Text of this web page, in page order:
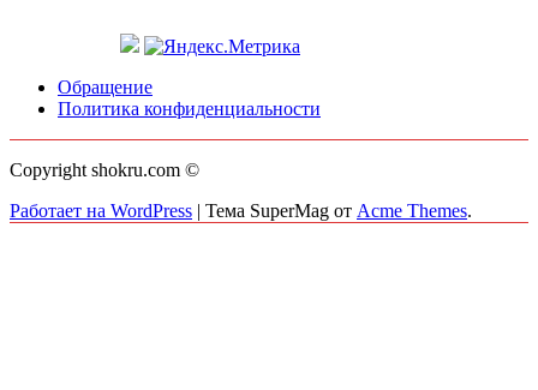
Обращение
Политика конфиденциальности
Copyright shokru.com ©
Работает на WordPress | Тема SuperMag от Acme Themes.